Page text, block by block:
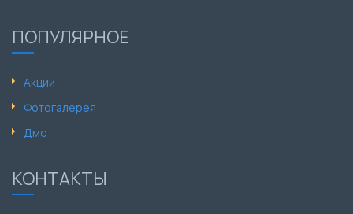
ПОПУЛЯРНОЕ
Акции
Фотогалерея
Дмс
КОНТАКТЫ